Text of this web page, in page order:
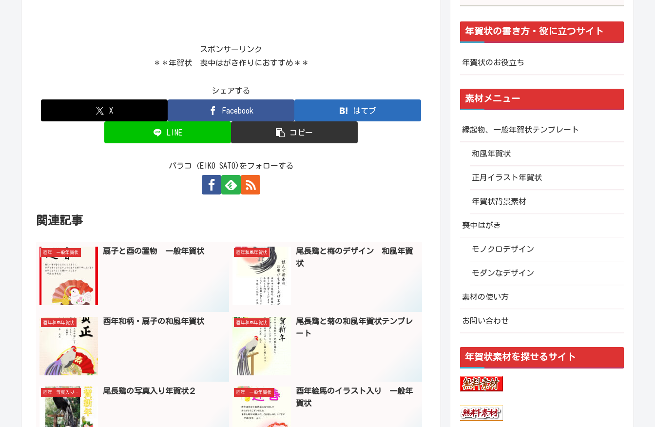
スポンサーリンク
＊＊年賀状 喪中はがき作りにおすすめ＊＊
シェアする
X Facebook はてブ
LINE コピー
パラコ（EIKO SATO)をフォローする
関連記事
酉年 一般年賀状 扇子と酉の置物 一般年賀状 酉年和風年賀状
尾長鶏と梅のデザイン 和風年賀
状
酉年和風年賀状 酉年和柄・扇子の和風年賀状 酉年和風年賀状
尾長鶏と菊の和風年賀状テンプレ
ート
酉年 写真入り年賀状 尾長鶏の写真入り年賀状２ 酉年 一般年賀状
酉年絵馬のイラスト入り 一般年
賀状
年賀状の書き方・役に立つサイト
年賀状のお役立ち
素材メニュー
縁起物、一般年賀状テンプレート
和風年賀状
正月イラスト年賀状
年賀状背景素材
喪中はがき
モノクロデザイン
モダンなデザイン
素材の使い方
お問い合わせ
年賀状素材を探せるサイト